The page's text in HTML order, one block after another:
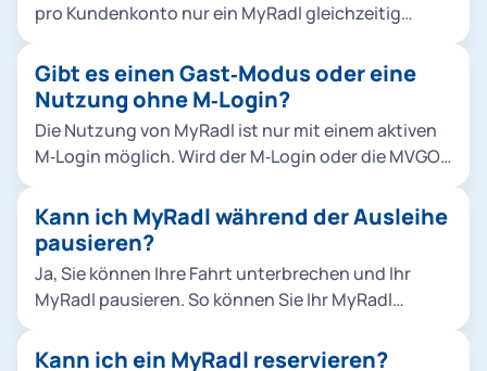
pro Kundenkonto nur ein MyRadl gleichzeitig
mehrerer Räder möglich zu machen.
Gibt es einen Gast‑Modus oder eine
Nutzung ohne M‑Login?
Die Nutzung von MyRadl ist nur mit einem aktiven
M‑Login möglich. Wird der M‑Login oder die MVGO
Der M‑Login ist das zentrale Benutzerkonto der
Stadtwerke München für digitale
Mobilitätsangebote und anderes. In der MVGO
dient der M‑Login als Single Sign‑On, über das
ÖPNV‑Tickets, Sharing‑Services, persönliche Daten
werden.
Kann ich MyRadl während der Ausleihe
pausieren?
Ja, Sie können Ihre Fahrt unterbrechen und Ihr
MyRadl pausieren. So können Sie Ihr MyRadl
Abstellfläche parken, ohne dass die Servicegebühr
Kann ich ein MyRadl reservieren?